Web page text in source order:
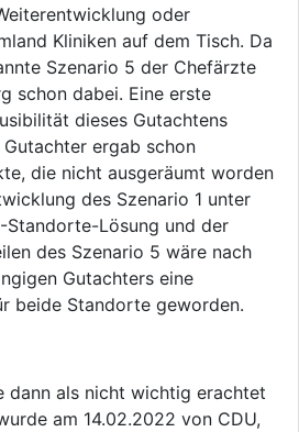
oder
Kliniken auf dem Tisch. Da
Szenario 5 der Chefärzte
schon dabei. Eine erste
dieses Gutachtens
ergab schon
die nicht ausgeräumt worden
des Szenario 1 unter
Standorte-Lösung und der
des Szenario 5 wäre nach
Gutachters eine
beide Standorte geworden.
dann als nicht wichtig erachtet
am 14.02.2022 von CDU,